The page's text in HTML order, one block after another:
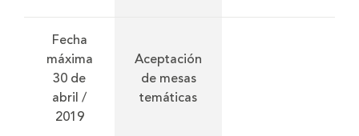
Fecha
máxima
30 de
abril /
2019
Aceptación
de mesas
temáticas